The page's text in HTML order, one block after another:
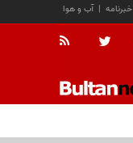
آب و هوا | خبرنامه